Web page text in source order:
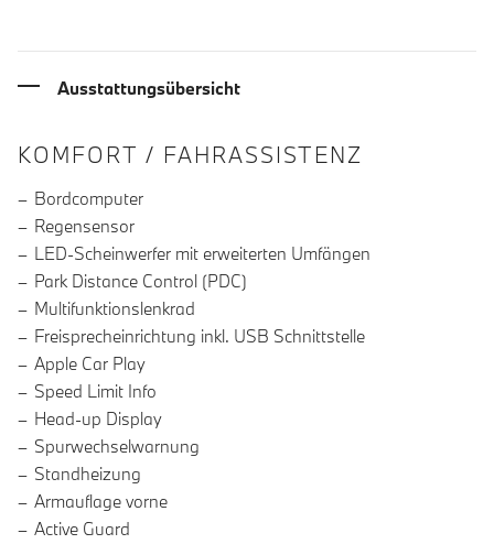
Ausstattungsübersicht
INFORMATIONEN ÜBER DIE
KOMFORT / FAHRASSISTENZ
Bordcomputer
Regensensor
LED-Scheinwerfer mit erweiterten Umfängen
Park Distance Control (PDC)
Multifunktionslenkrad
Freisprecheinrichtung inkl. USB Schnittstelle
Apple Car Play
Speed Limit Info
Head-up Display
Spurwechselwarnung
Standheizung
Armauflage vorne
Active Guard